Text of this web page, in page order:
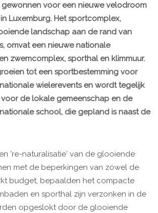
voor een nieuwe velodroom
Luxemburg. Het sportcomplex,
landschap aan de rand van
omvat een nieuwe nationale
zwemcomplex, sporthal en klimmuur.
tot een sportbestemming voor
wielerevents en wordt tegelijk
de lokale gemeenschap en de
school, die gepland is naast de
're-naturalisatie' van de glooiende
met de beperkingen van zowel de
budget, bepaalden het compacte
en sporthal zijn verzonken in de
opgeslokt door de glooiende